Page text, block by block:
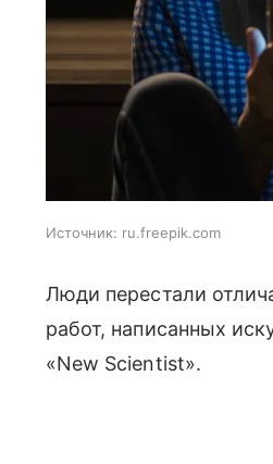
Источник: ru.freepik.com
Люди перестали
работ, написанных
«New Scientist».